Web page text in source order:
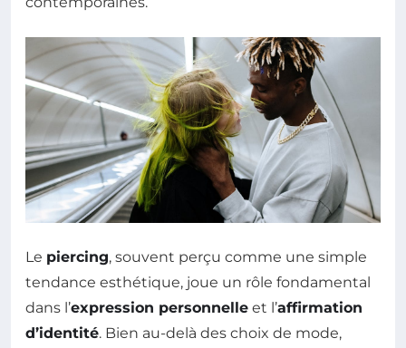
Le piercing, souvent perçu comme une simple
tendance esthétique, joue un rôle fondamental
dans l’expression personnelle et l’affirmation
d’identité. Bien au-delà des choix de mode,